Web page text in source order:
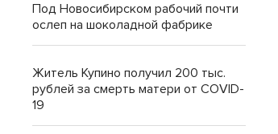
Под Новосибирском рабочий почти
ослеп на шоколадной фабрике
Житель Купино получил 200 тыс.
рублей за смерть матери от COVID-
19